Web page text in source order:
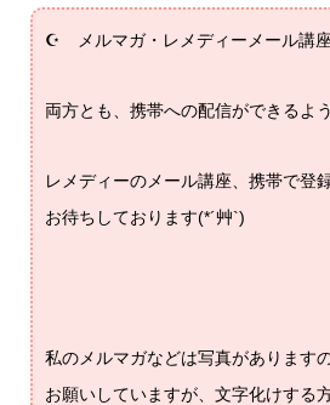
☪ メルマガ・レメディーメール
両方とも、携帯への配信ができるよ
レメディーのメール講座、携帯で登
お待ちしております(*´艸`)
私のメルマガなどは写真があります
お願いしていますが、文字化けする